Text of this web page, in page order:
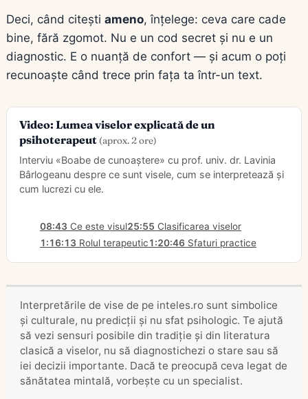
Deci, când citești ameno, înțelege: ceva care cade
bine, fără zgomot. Nu e un cod secret și nu e un
diagnostic. E o nuanță de confort — și acum o poți
recunoaște când trece prin fața ta într-un text.
Video: Lumea viselor explicată de un
psihoterapeut (aprox. 2 ore)
Interviu «Boabe de cunoaștere» cu prof. univ. dr. Lavinia
Bârlogeanu despre ce sunt visele, cum se interpretează și
cum lucrezi cu ele.
08:43 Ce este visul25:55 Clasificarea viselor
1:16:13 Rolul terapeutic1:20:46Sfaturi practice
Interpretările de vise de pe inteles.ro sunt simbolice
și culturale, nu predicții și nu sfat psihologic. Te ajută
să vezi sensuri posibile din tradiție și din literatura
clasică a viselor, nu să diagnostichezi o stare sau să
iei decizii importante. Dacă te preocupă ceva legat de
sănătatea mintală, vorbește cu un specialist.